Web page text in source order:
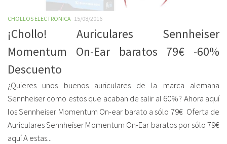
CHOLLOS ELECTRONICA 15/08/2016
¡Chollo! Auriculares Sennheiser
Momentum On-Ear baratos 79€ -60%
Descuento
¿Quieres unos buenos auriculares de la marca alemana
Sennheiser como estos que acaban de salir al 60%? Ahora aquí
los Sennheiser Momentum On-ear barato a sólo 79€ Oferta de
Auriculares Sennheiser Momentum On-Ear baratos por sólo 79€
aquí A estas...